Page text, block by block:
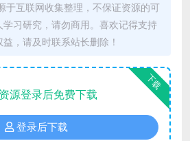
于互联网收集整理，不保证资源的可
习研究，请勿商用。喜欢记得支持
，请及时联系站长删除！
下载
源登录后免费下载
登录后下载